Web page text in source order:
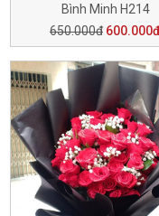
Bình Minh H214
650.000đ